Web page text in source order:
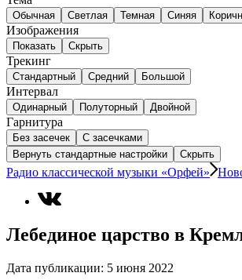
Обычная Светлая Темная Синяя
Изображения
Показать Скрыть
Трекинг
Стандартный Средний Большой
Интервал
Одинарный Полуторный Двойной
Гарнитура
Без засечек
С засечками
Вернуть стандартные настройки
Скрыть
Радио классической музыки «Орфей»
Лебединое царство в
Дата публикации: 5 июня 2022